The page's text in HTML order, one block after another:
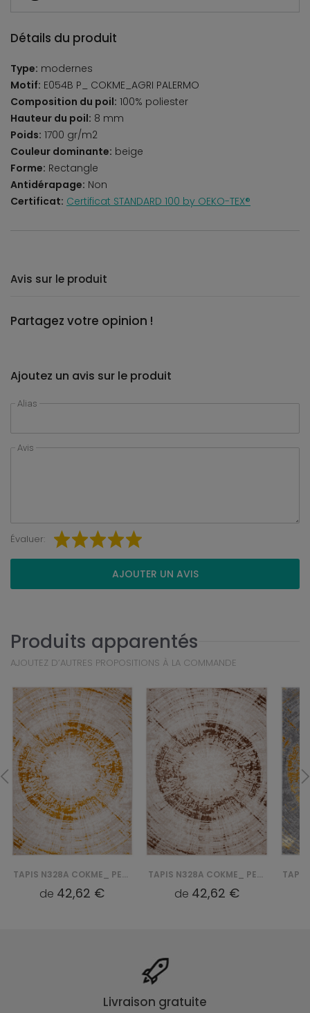
Détails du produit
Type: modernes
Motif: E054B P_ COKME_AGRI PALERMO
Composition du poil: 100% poliester
Hauteur du poil: 8 mm
Poids: 1700 gr/m2
Couleur dominante: beige
Forme: Rectangle
Antidérapage: Non
Certificat: Certificat STANDARD 100 by OEKO-TEX®
Avis sur le produit
Partagez votre opinion !
Ajoutez un avis sur le produit
Alias
Avis
Évaluer:
AJOUTER UN AVIS
Produits apparentés
AJOUTEZ D’AUTRES PROPOSITIONS À LA COMMANDE
TAPIS N328A COKME_ PES_ PALERMO - BEŻOWY, ZŁOTY
de 42,62 €
TAPIS N328A COKME_ PES_ PALERMO - BEŻOWY, BRĄZOWY
de 42,62 €
Livraison gratuite